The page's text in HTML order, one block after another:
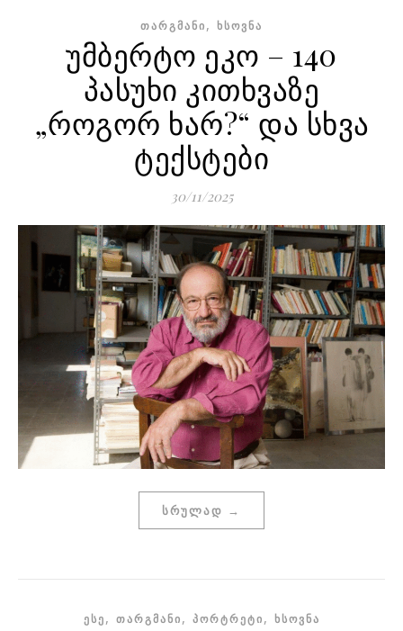
ᲗᲐᲠᲒᲛᲐᲜᲘ, ᲮᲡᲝᲕᲜᲐ
უმბერტო ეკო – 140
პასუხი კითხვაზე
„როგორ ხარ?“ და სხვა
ტექსტები
30/11/2025
ᲡᲠᲣᲚᲐᲓ →
ᲔᲡᲔ, ᲗᲐᲠᲒᲛᲐᲜᲘ, ᲞᲝᲠᲢᲠᲔᲢᲘ, ᲮᲡᲝᲕᲜᲐ